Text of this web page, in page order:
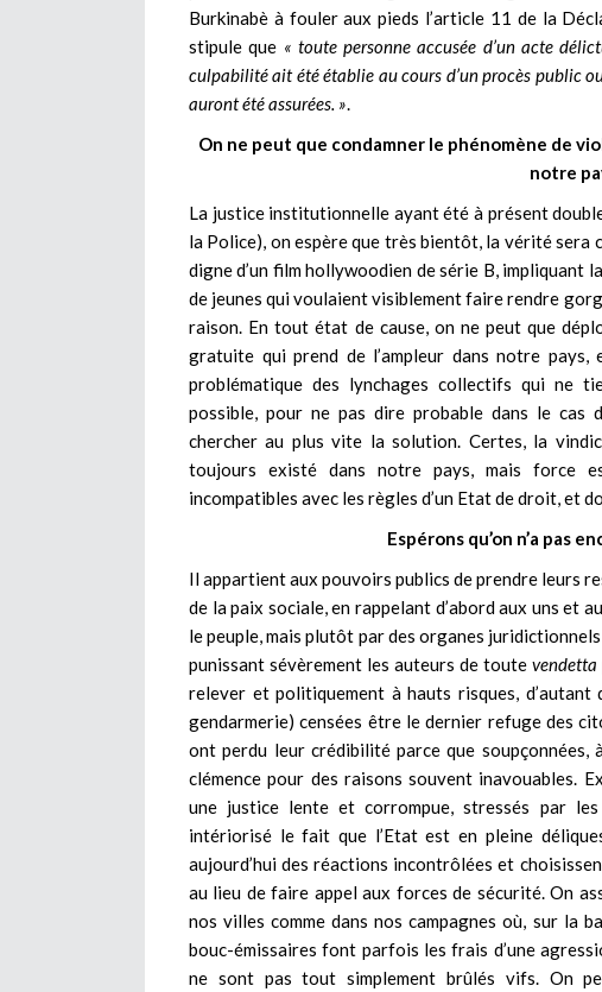
Burkinabè à fouler aux pieds l’article 11 de la
stipule que « toute personne accusée d’un acte
culpabilité ait été établie au cours d’un procès public
auront été assurées. ».
On ne peut que condamner le phénomène de
notre
La justice institutionnelle ayant été à présent
la Police), on espère que très bientôt, la vérité
digne d’un film hollywoodien de série B, impliquant
de jeunes qui voulaient visiblement faire rendre
raison. En tout état de cause, on ne peut que
gratuite qui prend de l’ampleur dans notre
problématique des lynchages collectifs qui ne
possible, pour ne pas dire probable dans le cas
chercher au plus vite la solution. Certes, la
toujours existé dans notre pays, mais force
incompatibles avec les règles d’un Etat de droit, et
Espérons qu’on n’a pas
Il appartient aux pouvoirs publics de prendre leurs
de la paix sociale, en rappelant d’abord aux uns et
le peuple, mais plutôt par des organes
punissant sévèrement les auteurs de toute vendetta
relever et politiquement à hauts risques,
gendarmerie) censées être le dernier refuge des
ont perdu leur crédibilité parce que
clémence pour des raisons souvent inavouables.
une justice lente et corrompue, stressés par
intériorisé le fait que l’Etat est en pleine
aujourd’hui des réactions incontrôlées et
au lieu de faire appel aux forces de sécurité. On
nos villes comme dans nos campagnes où, sur la
bouc-émissaires font parfois les frais d’une
ne sont pas tout simplement brûlés vifs. On